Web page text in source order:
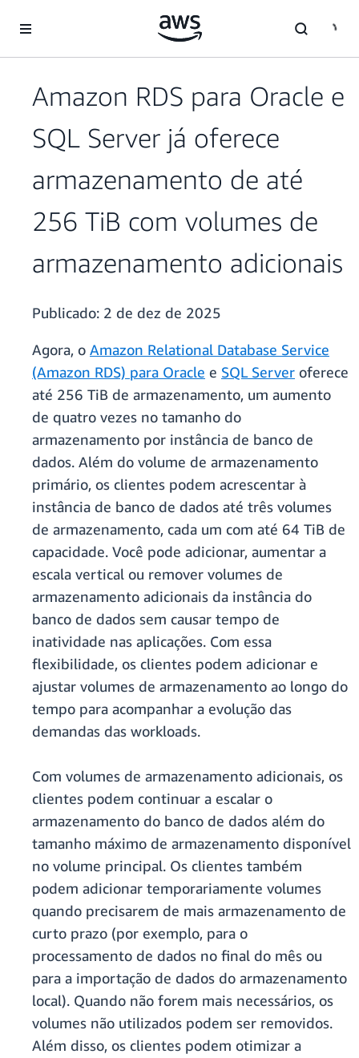
Pular para o conteúdo principal
Amazon RDS para Oracle e
SQL Server já oferece
armazenamento de até
256 TiB com volumes de
armazenamento adicionais
Publicado: 2 de dez de 2025
Agora, o Amazon Relational Database Service
(Amazon RDS) para Oracle e SQL Server oferece
até 256 TiB de armazenamento, um aumento
de quatro vezes no tamanho do
armazenamento por instância de banco de
dados. Além do volume de armazenamento
primário, os clientes podem acrescentar à
instância de banco de dados até três volumes
de armazenamento, cada um com até 64 TiB de
capacidade. Você pode adicionar, aumentar a
escala vertical ou remover volumes de
armazenamento adicionais da instância do
banco de dados sem causar tempo de
inatividade nas aplicações. Com essa
flexibilidade, os clientes podem adicionar e
ajustar volumes de armazenamento ao longo do
tempo para acompanhar a evolução das
demandas das workloads.
Com volumes de armazenamento adicionais, os
clientes podem continuar a escalar o
armazenamento do banco de dados além do
tamanho máximo de armazenamento disponível
no volume principal. Os clientes também
podem adicionar temporariamente volumes
quando precisarem de mais armazenamento de
curto prazo (por exemplo, para o
processamento de dados no final do mês ou
para a importação de dados do armazenamento
local). Quando não forem mais necessários, os
volumes não utilizados podem ser removidos.
Além disso, os clientes podem otimizar a